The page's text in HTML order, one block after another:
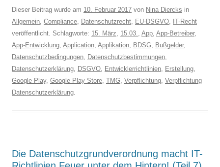
Dieser Beitrag wurde am 10. Februar 2017 von Nina Diercks in
Allgemein, Compliance, Datenschutzrecht, EU-DSGVO, IT-Recht
veröffentlicht. Schlagworte: 15. März, 15.03., App, App-Betreiber,
App-Entwicklung, Application, Applikation, BDSG, Bußgelder,
Datenschutzbedingungen, Datenschutzbestimmungen,
Datenschutzerklärung, DSGVO, Entwicklerrichtlinien, Erstellung,
Google Play, Google Play Store, TMG, Verpflichtung, Verpflichtung
Datenschutzerklärung.
Die Datenschutzgrundverordnung macht IT-